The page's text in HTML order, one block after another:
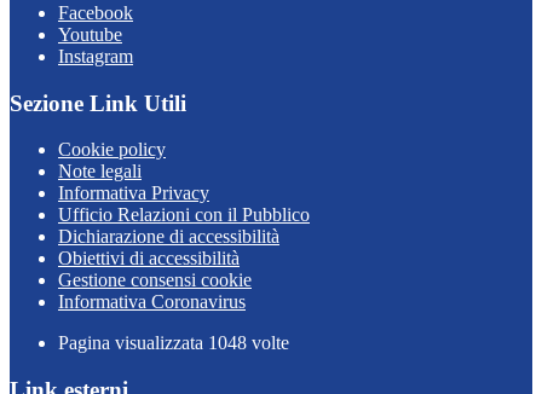
Facebook
Youtube
Instagram
Sezione Link Utili
Cookie policy
Note legali
Informativa Privacy
Ufficio Relazioni con il Pubblico
Dichiarazione di accessibilità
Obiettivi di accessibilità
Gestione consensi cookie
Informativa Coronavirus
Pagina visualizzata 1048 volte